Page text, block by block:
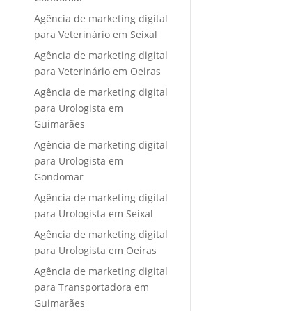
Agência de marketing digital
para Veterinário em Seixal
Agência de marketing digital
para Veterinário em Oeiras
Agência de marketing digital
para Urologista em
Guimarães
Agência de marketing digital
para Urologista em
Gondomar
Agência de marketing digital
para Urologista em Seixal
Agência de marketing digital
para Urologista em Oeiras
Agência de marketing digital
para Transportadora em
Guimarães